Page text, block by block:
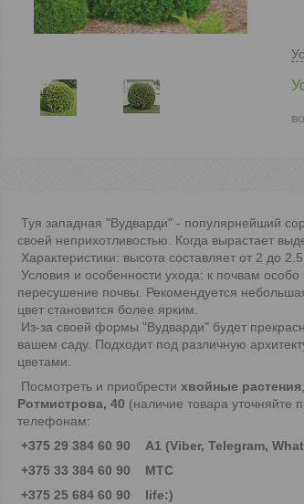
Туя западная "Вудварди" - популярнейший
своей неприхотливостью. Когда вырастает
Характеристики: высота составляет от 2 до
Условия и особенности ухода: к почвам
пересушение почвы. Рекомендуется
цвет становится более ярким.
Из-за своей формы "Вудварди" будет
вашем саду. Подходит под различную
цветами.
Посмотреть и приобрести хвойные растения
Ротмистрова, 40 (наличие товара уточняйте
телефонам:
+375 29 384 60 90 А1 (Viber, Telegram,
+375 33 384 60 90 МТС
+375 25 684 60 90 life:)